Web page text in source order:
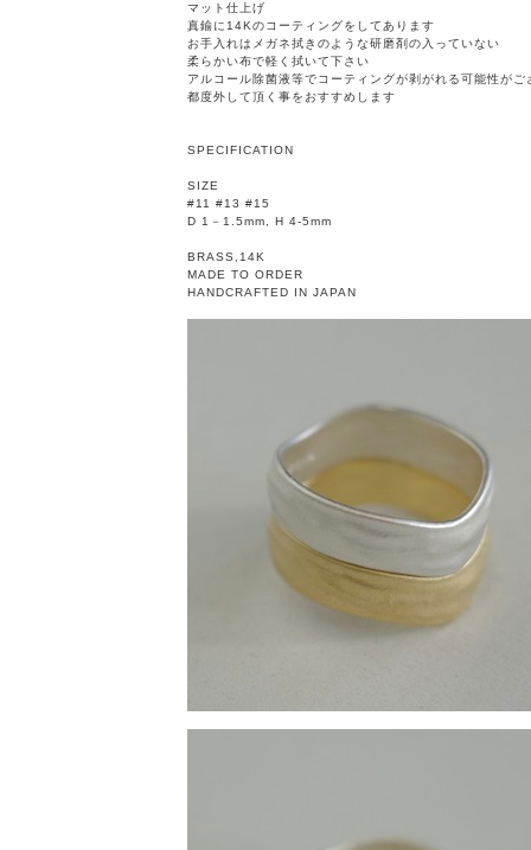
マット仕上げ
真鍮に14Kのコーティングをしてあります
お手入れはメガネ拭きのような研磨剤の入っていない
柔らかい布で軽く拭いて下さい
アルコール除菌液等でコーティングが剥がれる可能性がご
都度外して頂く事をおすすめします
SPECIFICATION
SIZE
#11 #13 #15
D 1－1.5mm, H 4-5mm
BRASS,14K
MADE TO ORDER
HANDCRAFTED IN JAPAN